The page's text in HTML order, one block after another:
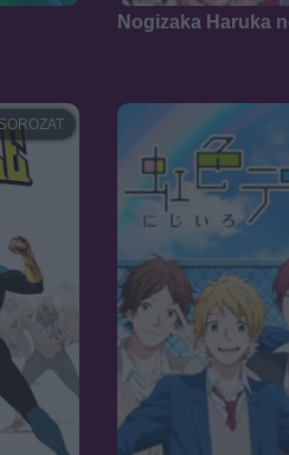
Nogizaka Haruka
SOROZAT